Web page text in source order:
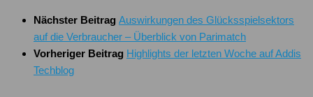
Nächster Beitrag Auswirkungen des Glücksspielsektors
auf die Verbraucher – Überblick von Parimatch
Vorheriger Beitrag Highlights der letzten Woche auf Addis
Techblog